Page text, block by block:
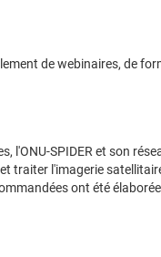
de webinaires, de
SPIDER et son
traiter l'imagerie
ont été